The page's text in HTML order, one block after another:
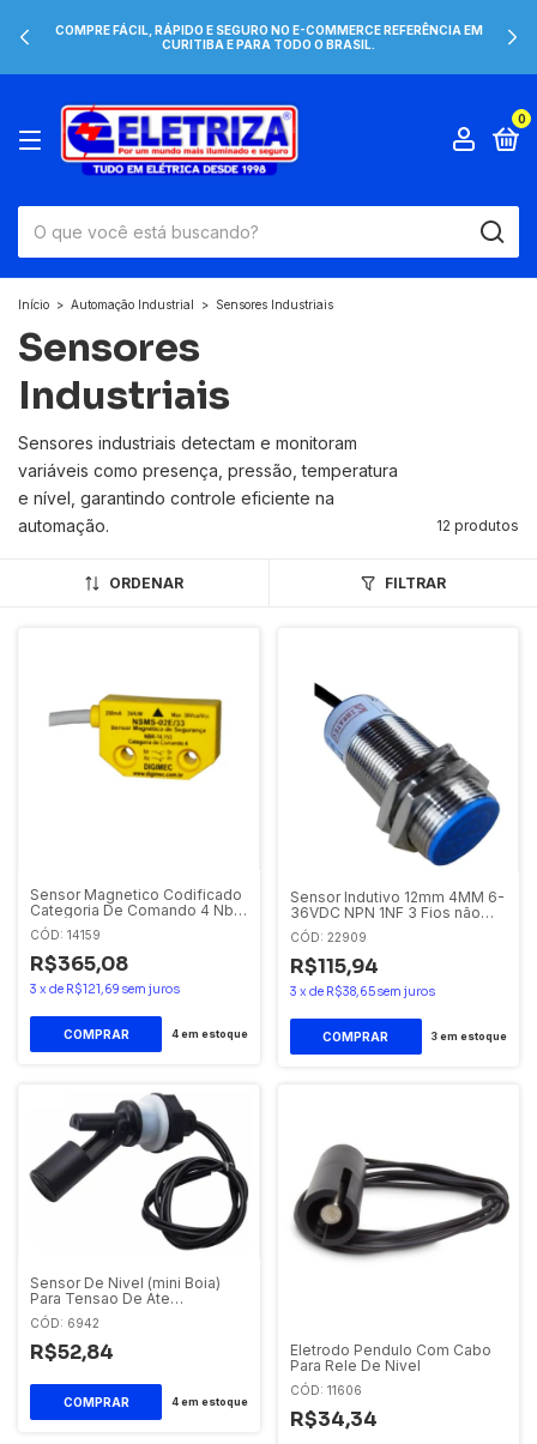
COMPRE FÁCIL, RÁPIDO E SEGURO NO E-COMMERCE REFERÊNCIA EM
CURITIBA E PARA TODO O BRASIL.
0
Início > Automação Industrial > Sensores Industriais
Sensores
Industriais
Sensores industriais detectam e monitoram
variáveis como presença, pressão, temperatura
e nível, garantindo controle eficiente na
automação.
12 produtos
ORDENAR FILTRAR
Sensor Magnetico Codificado
Categoria De Comando 4 Nbr-
14.153 2nf Nsms-02e-33
Digimec
CÓD: 14159
R$365,08
3 x de R$121,69 sem juros
4em estoque
Sensor Indutivo 12mm 4MM 6-
36VDC NPN 1NF 3 Fios não
Faceado Sibratec
CÓD: 22909
R$115,94
3 x de R$38,65sem juros
3em estoque
Sensor De Nivel (mini Boia)
Para Tensao De Ate
220vca/vcc- Sibratec
CÓD: 6942
R$52,84
4em estoque
Eletrodo Pendulo Com Cabo
Para Rele De Nivel
CÓD: 11606
R$34,34